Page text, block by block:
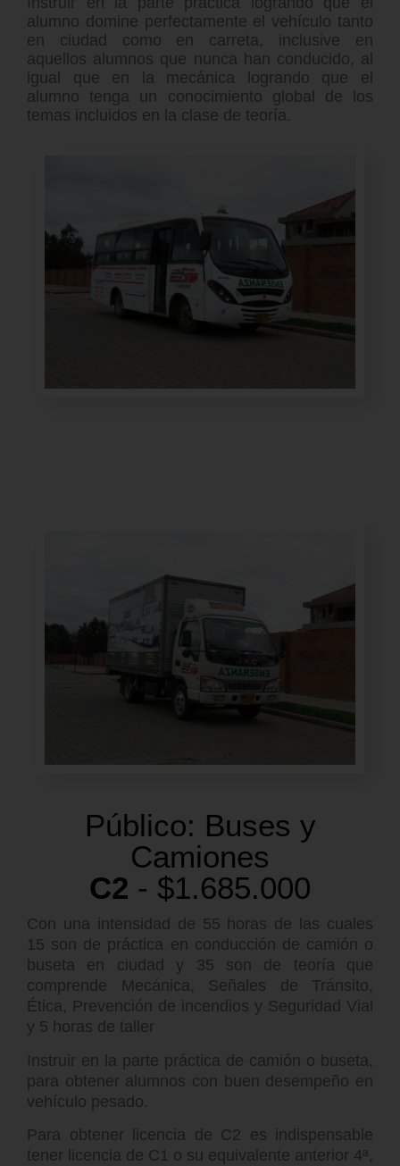
alumno domine perfectamente el vehículo tanto
en ciudad como en carreta, inclusive en
aquellos alumnos que nunca han conducido, al
igual que en la mecánica logrando que el
alumno tenga un conocimiento global de los
temas incluidos en la clase de teoría.
Público: Buses y
Camiones
C2 - $1.685.000
Con una intensidad de 55 horas de las cuales
15 son de práctica en conducción de camión o
buseta en ciudad y 35 son de teoría que
comprende Mecánica, Señales de Tránsito,
Ética, Prevención de incendios y Seguridad Vial
y 5 horas de taller
Instruir en la parte práctica de camión o buseta,
para obtener alumnos con buen desempeño en
vehículo pesado.
Para obtener licencia de C2 es indispensable
tener licencia de C1 o su equivalente anterior 4ª,